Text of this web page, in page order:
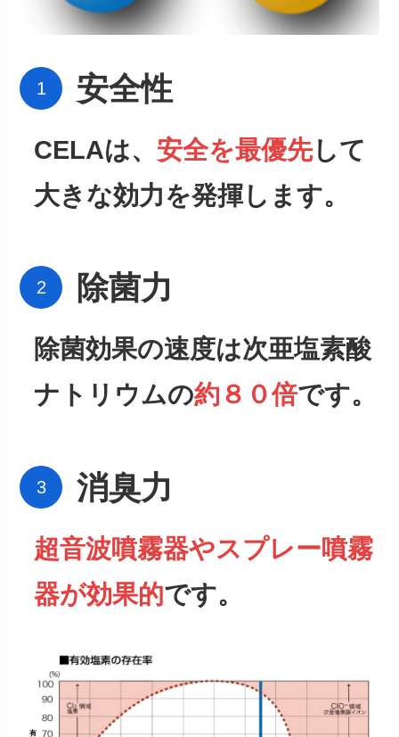
安全性
CELAは、 安全を最優先して
大きな効力を発揮します。
除菌力
除菌効果の速度は次亜塩素酸
ナトリウムの約８０倍です。
消臭力
超音波噴霧器やスプレー噴霧
器が効果的です。